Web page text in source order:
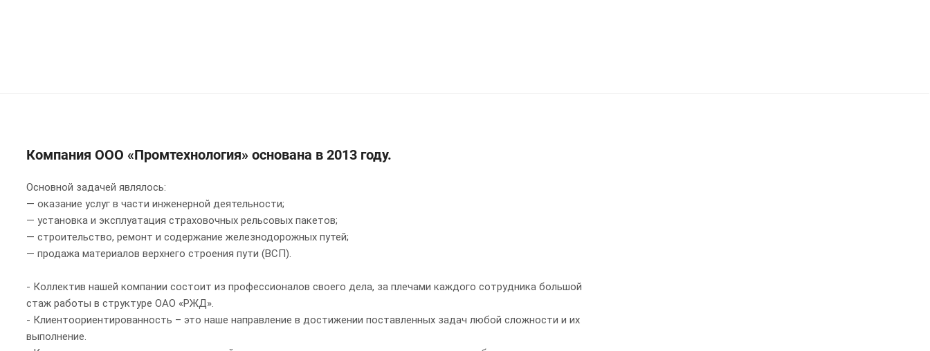
Компания ООО «Промтехнология» основана в 2013 году.
Основной задачей являлось:
— оказание услуг в части инженерной деятельности;
— установка и эксплуатация страховочных рельсовых пакетов;
— строительство, ремонт и содержание железнодорожных путей;
— продажа материалов верхнего строения пути (ВСП).
- Коллектив нашей компании состоит из профессионалов своего дела, за плечами каждого сотрудника большой
стаж работы в структуре ОАО «РЖД».
- Клиентоориентированность – это наше направление в достижении поставленных задач любой сложности и их
выполнение.